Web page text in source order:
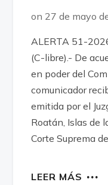
on 27 de mayo
ALERTA 51-
(C-libre).- De
en poder del
comunicador
emitida por el
Roatán, Islas de
Corte Suprema
LEER MÁS